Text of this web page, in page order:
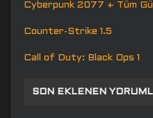
Cyberpunk 2077 + Tüm
Counter-Strike 1.5
Call of Duty: Black Ops 1
SON EKLENEN